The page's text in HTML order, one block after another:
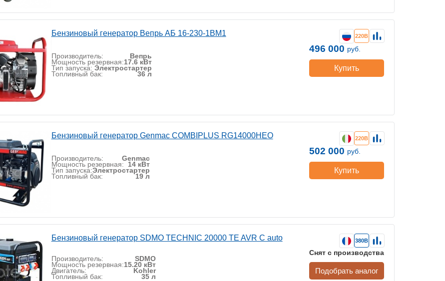
Бензиновый генератор Вепрь АБ 16-230-1ВМ1
Производитель: Вепрь
Мощность резервная:17.6 кВт
Тип запуска: Электростартер
Топливный бак: 36 л
220В
496 000 руб.
Купить
Бензиновый генератор Genmac COMBIPLUS RG14000HEO
Производитель: Genmac
Мощность резервная: 14 кВт
Тип запуска:Электростартер
Топливный бак: 19 л
220В
502 000 руб.
Купить
Бензиновый генератор SDMO TECHNIC 20000 TE AVR C auto
Производитель: SDMO
Мощность резервная:15.20 кВт
Двигатель: Kohler
Топливный бак: 35 л
380В
Снят с производства
Подобрать аналог